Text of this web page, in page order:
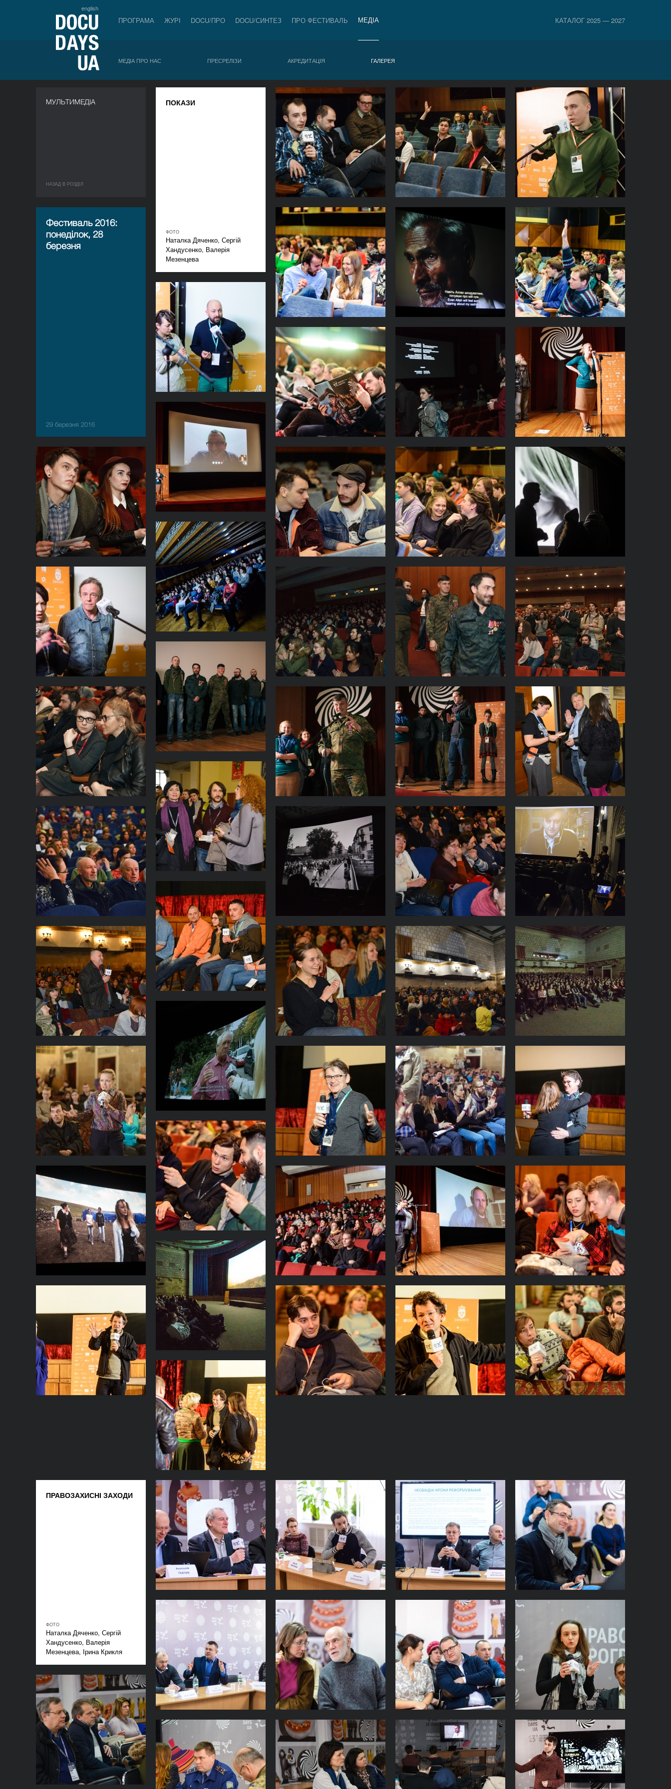
english
ПРОГРАМА ЖУРІ DOCU/ПРО DOCU/СИНТЕЗ ПРО ФЕСТИВАЛЬ МЕДІА КАТАЛОГ 2025 — 2027
МЕДІА ПРО НАС ПРЕСРЕЛІЗИ АКРЕДИТАЦІЯ ГАЛЕРЕЯ
МУЛЬТИМЕДІА
НАЗАД В РОЗДIЛ
Фестиваль 2016:
понеділок, 28
березня
29 березня 2016
ПОКАЗИ
ФОТО
Наталка Дяченко, Сергій
Хандусенко, Валерія
Мезенцева
ПРАВОЗАХИСНІ ЗАХОДИ
ФОТО
Наталка Дяченко, Сергій
Хандусенко, Валерія
Мезенцева, Ірина Крикля